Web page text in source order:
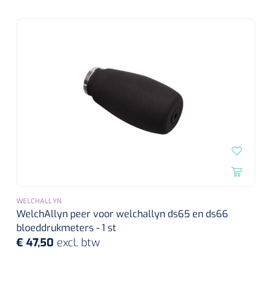
Alcoholmeter
Chronische wondzorgproducten
Hydrocolloïden
Hydrogel
Paraffine verbanden
WELCHALLYN
WelchAllyn peer voor welchallyn ds65 en ds66
bloeddrukmeters - 1 st
€ 47,50 excl. btw